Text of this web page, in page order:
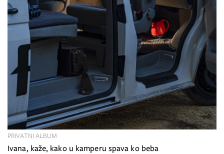
Ivana, kaže, kako u kamperu spava ko beba
PRIVATNI ALBUM